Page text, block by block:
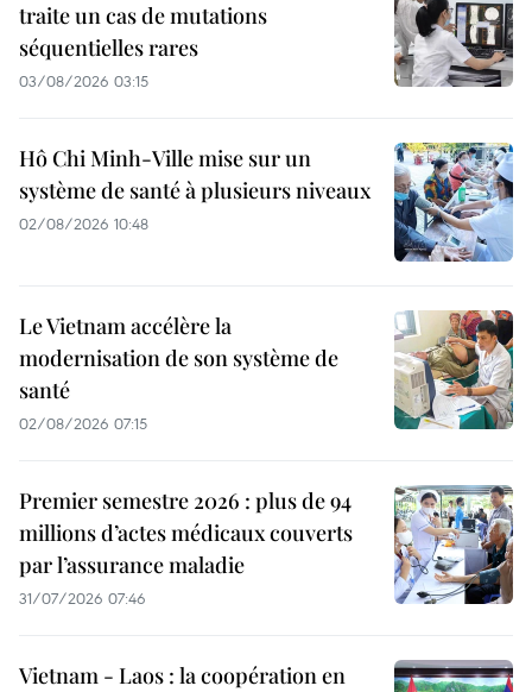
traite un cas de mutations
séquentielles rares
03/08/2026 03:15
Hô Chi Minh-Ville mise sur un
système de santé à plusieurs niveaux
02/08/2026 10:48
Le Vietnam accélère la
modernisation de son système de
santé
02/08/2026 07:15
Premier semestre 2026 : plus de 94
millions d’actes médicaux couverts
par l’assurance maladie
31/07/2026 07:46
Vietnam - Laos : la coopération en